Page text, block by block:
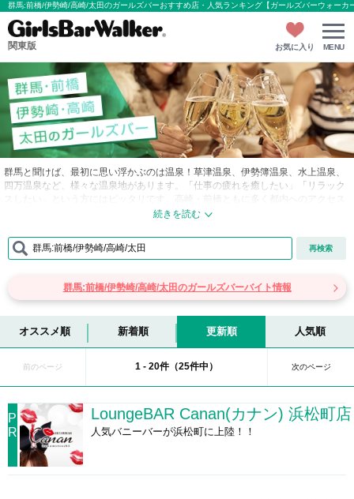
群馬:前橋/伊勢崎/高崎/太田のガールズバーおすすめ店・人気ランキング【ガールズバーウォーカ
関東版 お気に入り MENU
群馬と聞けば、最初に思い浮かぶのは温泉！草津温泉、伊勢簿温泉、水上温泉、
四万温泉など、様々な温泉地があります。「仕事の疲れを癒したい」「リラック
も一時間程度！ 伊勢崎はグルメがオススメなエリアとなっており、太田は群馬一
■前橋…群馬県の県庁所在地である前橋市。メインの駅である前橋駅周辺は再開
市でもあります。東京駅から特急ひたちでたった2駅で、時間も1時間15分ほどで
す。スナックやキャバクラが多く、ガールズバーの件数は群馬の他エリアと比べ
比較的少なくなってしまいますが、アットホームな雰囲気なお店が多く、その他
には駅周辺に200件近くの居酒屋が立ち並んでいます！
■高崎…群馬県最大の人口を誇る高崎市。JR高崎駅周辺は繁華街となっていて商
スナックやパブが存在し、なかなか趣のあるディープなゾーンとなっています。
高崎のガールズバーは駅から少し歩いたところに複数店存在しており、比較的リ
■伊勢崎…群馬県南部に位置する伊勢崎市。人口増加率も高く、現在も発展を続
ける活気ある街です。特に注目なのが伊勢崎オートレース場周辺の地域。大型シ
ョッピングセンターなどがオープンし、それに合わせて飲食店も増えています！
ガールズバーでは10代から40代まで幅広く活躍しており、ワイワイ系から静かに
お酒を楽しめるお店まで様々です！
■太田…群馬県の南東部にある太田市。北関東自動車道の大田桐生ICの開通によ
群馬:前橋/伊勢崎/高崎/太田 再検索
群馬:前橋/伊勢崎/高崎/太田のガールズバーバイト情報
オススメ順 新着順 更新順 人気順
前のページ 1 - 20件（25件中） 次のページ
P
R
LoungeBAR Canan(カナン) 浜松町店
人気バニーバーが浜松町に上陸！！